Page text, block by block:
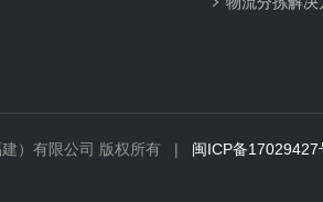
建）有限公司 版权所有 | 闽ICP备17029427